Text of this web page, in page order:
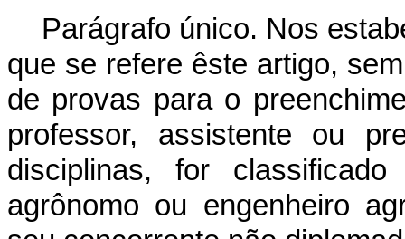
Parágrafo único. Nos
que se refere êste artigo,
de provas para o
professor, assistente ou
disciplinas, for
agrônomo ou engenheiro